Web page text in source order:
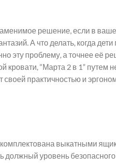
решение, если в
А что делать, когда
эту проблему, а точнее её
кровати, “Марта 2 в 1”
своей практичностью и
выкатными
должный уровень